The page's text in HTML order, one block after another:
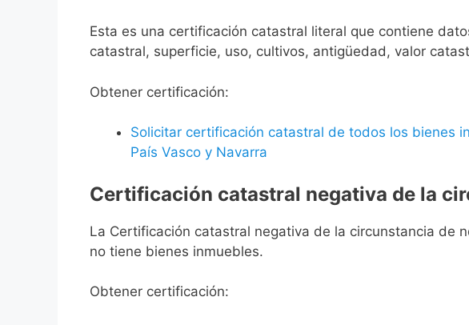
Esta es una certificación catastral literal que contiene
catastral, superficie, uso, cultivos, antigüedad, valor
Obtener certificación:
Solicitar certificación catastral de todos los bienes
País Vasco y Navarra
Certificación catastral negativa de la
La Certificación catastral negativa de la circunstancia de
no tiene bienes inmuebles.
Obtener certificación: